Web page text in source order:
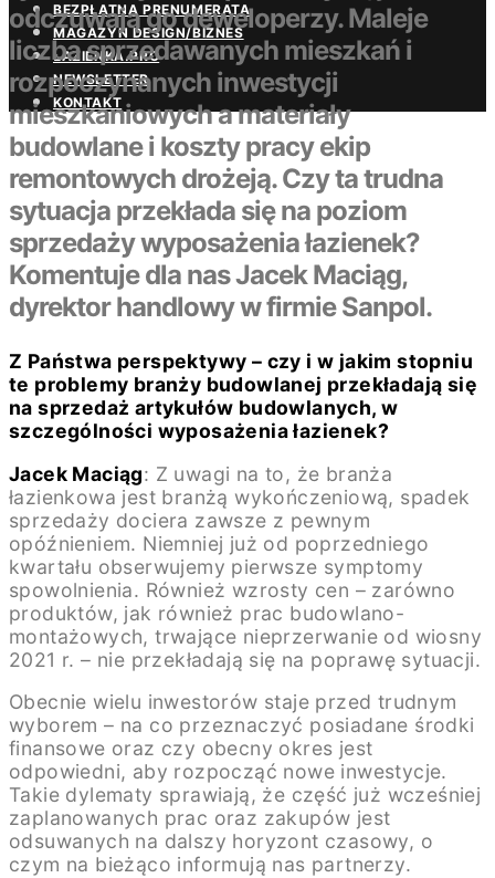
BEZPŁATNA PRENUMERATA
MAGAZYN DESIGN/BIZNES
ŁAZIENKA.PRO
NEWSLETTER
KONTAKT
odczuwają go deweloperzy. Maleje
liczba sprzedawanych mieszkań i
rozpoczynanych inwestycji
mieszkaniowych a materiały
budowlane i koszty pracy ekip
remontowych drożeją. Czy ta trudna
sytuacja przekłada się na poziom
sprzedaży wyposażenia łazienek?
Komentuje dla nas Jacek Maciąg,
dyrektor handlowy w firmie Sanpol.
Z Państwa perspektywy – czy i w jakim stopniu
te problemy branży budowlanej przekładają się
na sprzedaż artykułów budowlanych, w
szczególności wyposażenia łazienek?
Jacek Maciąg: Z uwagi na to, że branża
łazienkowa jest branżą wykończeniową, spadek
sprzedaży dociera zawsze z pewnym
opóźnieniem. Niemniej już od poprzedniego
kwartału obserwujemy pierwsze symptomy
spowolnienia. Również wzrosty cen – zarówno
produktów, jak również prac budowlano-
montażowych, trwające nieprzerwanie od wiosny
2021 r. – nie przekładają się na poprawę sytuacji.
Obecnie wielu inwestorów staje przed trudnym
wyborem – na co przeznaczyć posiadane środki
finansowe oraz czy obecny okres jest
odpowiedni, aby rozpocząć nowe inwestycje.
Takie dylematy sprawiają, że część już wcześniej
zaplanowanych prac oraz zakupów jest
odsuwanych na dalszy horyzont czasowy, o
czym na bieżąco informują nas partnerzy.